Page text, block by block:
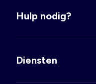
Hulp nodig?
Diensten